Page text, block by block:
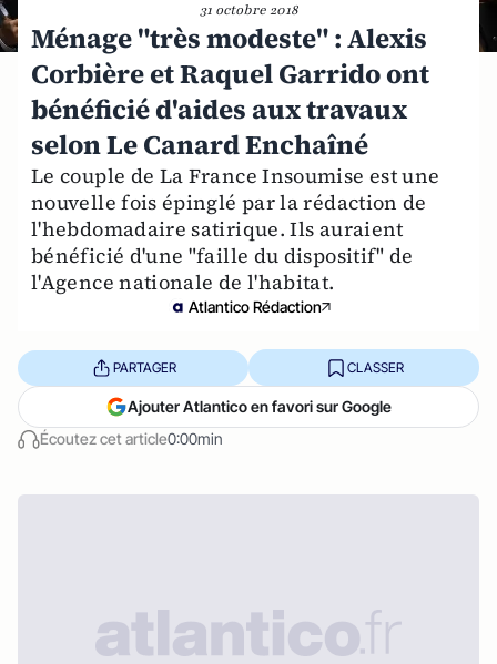
31 octobre 2018
Ménage "très modeste" : Alexis
Corbière et Raquel Garrido ont
bénéficié d'aides aux travaux
selon Le Canard Enchaîné
Le couple de La France Insoumise est une
nouvelle fois épinglé par la rédaction de
l'hebdomadaire satirique. Ils auraient
bénéficié d'une "faille du dispositif" de
l'Agence nationale de l'habitat.
Atlantico Rédaction
Écoutez cet article0:00min
PARTAGER CLASSER
Ajouter Atlantico en favori sur Google